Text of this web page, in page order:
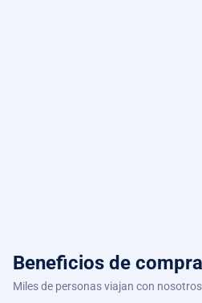
Beneficios de
Miles de personas viajan con